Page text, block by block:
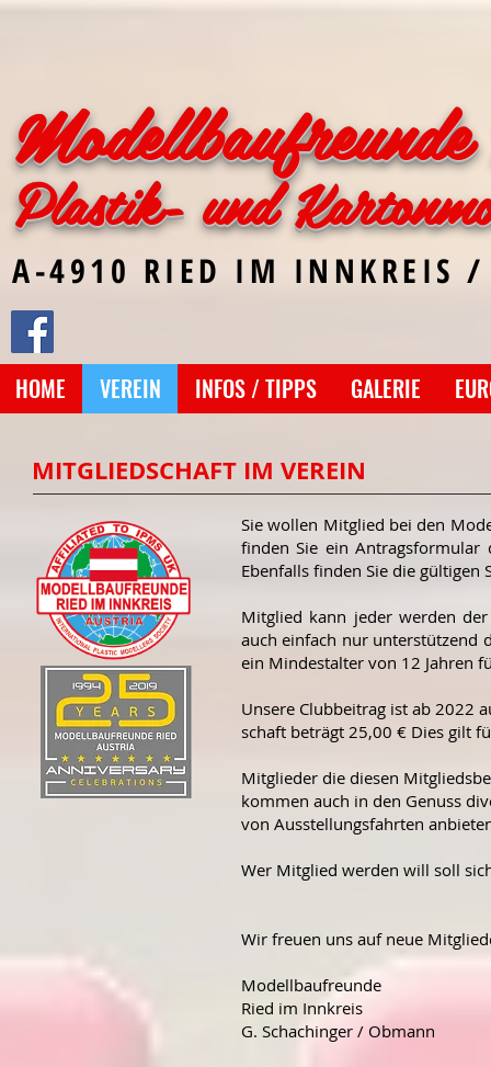
Plastik- und
A-4910 RIED IM INNKREIS /
HOME VEREIN INFOS / TIPPS GALERIE
MITGLIEDSCHAFT IM VEREIN
Sie wollen Mitglied bei den
finden Sie ein Antragsformular
Ebenfalls finden Sie die
Mitglied kann jeder werden
auch einfach nur unterstützend
ein Mindestalter von 12 Jahren
Unsere Clubbeitrag ist ab 2022
schaft beträgt 25,00 € Dies gilt
Mitglieder die diesen
kommen auch in den Genuss
von Ausstellungsfahrten
Wer Mitglied werden will soll
Wir freuen uns auf neue
Modellbaufreunde
Ried im Innkreis
G. Schachinger / Obmann